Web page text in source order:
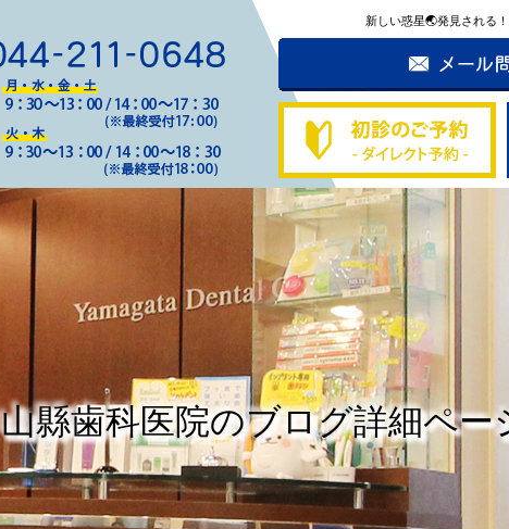
新しい惑星🌏発見される
山縣歯科医院のブログ詳細ペー